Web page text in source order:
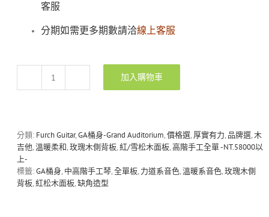
客服
分期如需更多期數請洽線上客服
Furch
GC
西
雪
松/
加入購物車
分類: Furch Guitar,GA桶身-Grand Auditorium,價格選, 厚實有力, 品牌選,木
吉他,溫暖柔和,玫瑰木側背板,紅/雪松木面板,高階手工全單 -NT.58000以
上-
標籤:GA桶身, 中高階手工琴,全單板, 力道系音色,溫暖系音色,玫瑰木側
背板,紅松木面板,缺角造型